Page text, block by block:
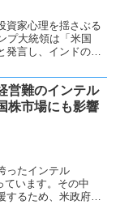
資家心理を揺さぶる
プ大統領は「米国
言し、インドのモ
、緊張感が残る発言
営難のインテル
市場にも影響
ったインテル
ています。その中
るため、米政府に